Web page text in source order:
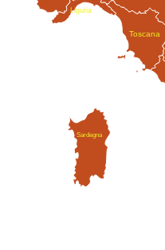
Liguria
Sardegna
Toscana